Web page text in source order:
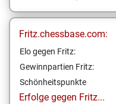
Fritz.chessbase.com:
Elo gegen Fritz:
Gewinnpartien Fritz:
Schönheitspunkte
Erfolge gegen Fritz...